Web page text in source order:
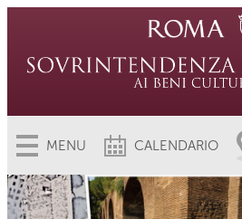
MENU CALENDARIO